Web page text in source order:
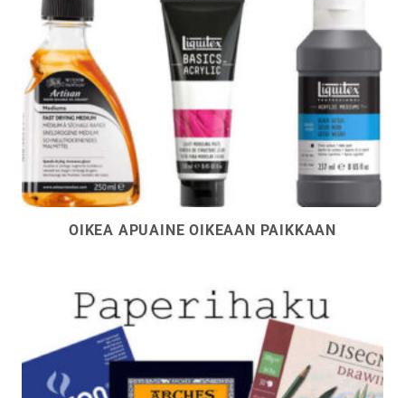
OIKEA APUAINE OIKEAAN PAIKKAAN